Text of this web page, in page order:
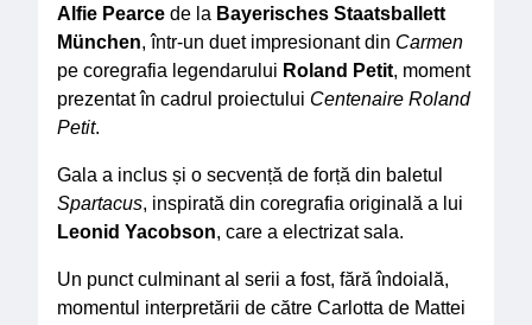
Alfie Pearce de la Bayerisches Staatsballett
München, într-un duet impresionant din Carmen
pe coregrafia legendarului Roland Petit, moment
prezentat în cadrul proiectului Centenaire Roland
Petit.
Gala a inclus și o secvență de forță din baletul
Spartacus, inspirată din coregrafia originală a lui
Leonid Yacobson, care a electrizat sala.
Un punct culminant al serii a fost, fără îndoială,
momentul interpretării de către Carlotta de Mattei